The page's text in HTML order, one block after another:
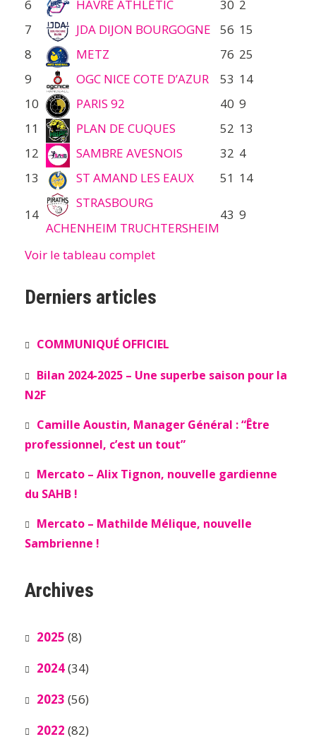
6 HAVRE ATHLETIC 30 2
7
JDA DIJON BOURGOGNE 56 15
8
METZ 76 25
9
OGC NICE COTE D’AZUR 53 14
10
PARIS 92 40 9
11
PLAN DE CUQUES 52 13
12
SAMBRE AVESNOIS 32 4
13
ST AMAND LES EAUX 51 14
14
STRASBOURG
ACHENHEIM TRUCHTERSHEIM
43 9
Voir le tableau complet
Derniers articles
COMMUNIQUÉ OFFICIEL
Bilan 2024-2025 – Une superbe saison pour la
N2F
Camille Aoustin, Manager Général : “Être
professionnel, c’est un tout”
Mercato – Alix Tignon, nouvelle gardienne
du SAHB !
Mercato – Mathilde Mélique, nouvelle
Sambrienne !
Archives
2025 (8)
2024(34)
2023 (56)
2022 (82)